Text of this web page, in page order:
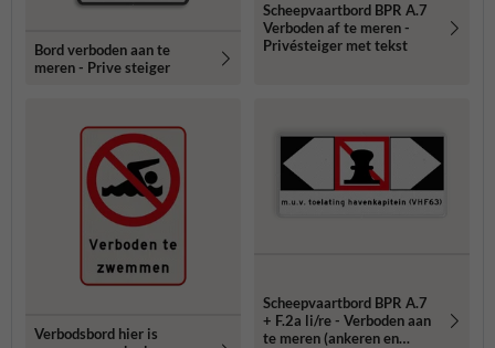
Bord verboden aan te
meren - Prive steiger
Scheepvaartbord BPR A.7
Verboden af te meren -
Privésteiger met tekst
Verbodsbord hier is
Scheepvaartbord BPR A.7
+ F.2a li/re - Verboden aan
te meren (ankeren en